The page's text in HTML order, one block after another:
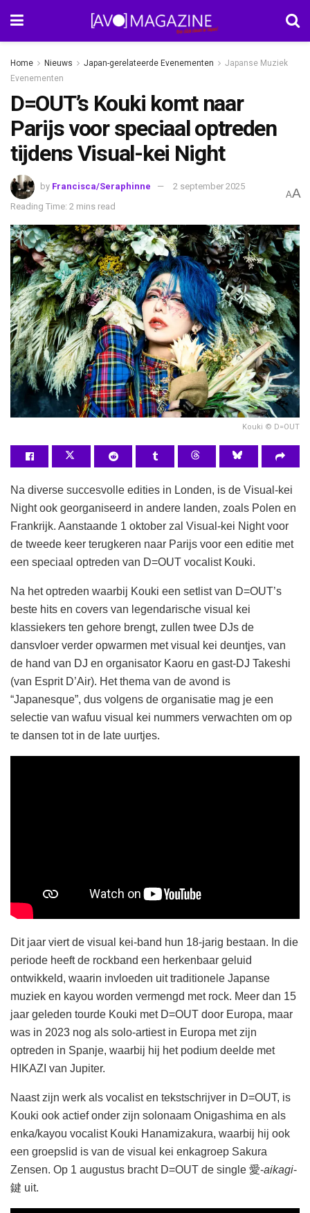
Home Nieuws Japan-gerelateerde Evenementen
Japanse Muziek
Evenementen
D=OUT’s Kouki komt naar
Parijs voor speciaal optreden
tijdens Visual-kei Night
by Francisca/Seraphinne
2 september 2025
Reading Time: 2 mins read
AA
Kouki © D=OUT
Na diverse succesvolle edities in Londen, is de Visual-kei
Night ook georganiseerd in andere landen, zoals Polen en
Frankrijk. Aanstaande 1 oktober zal Visual-kei Night voor
de tweede keer terugkeren naar Parijs voor een editie met
een speciaal optreden van D=OUT vocalist Kouki.
Na het optreden waarbij Kouki een setlist van D=OUT’s
beste hits en covers van legendarische visual kei
klassiekers ten gehore brengt, zullen twee DJs de
dansvloer verder opwarmen met visual kei deuntjes, van
de hand van DJ en organisator Kaoru en gast-DJ Takeshi
(van Esprit D’Air). Het thema van de avond is
“Japanesque”, dus volgens de organisatie mag je een
selectie van wafuu visual kei nummers verwachten om op
te dansen tot in de late uurtjes.
Dit jaar viert de visual kei-band hun 18-jarig bestaan. In die
periode heeft de rockband een herkenbaar geluid
ontwikkeld, waarin invloeden uit traditionele Japanse
muziek en kayou worden vermengd met rock. Meer dan 15
jaar geleden tourde Kouki met D=OUT door Europa, maar
was in 2023 nog als solo-artiest in Europa met zijn
optreden in Spanje, waarbij hij het podium deelde met
HIKAZI van Jupiter.
Naast zijn werk als vocalist en tekstschrijver in D=OUT, is
Kouki ook actief onder zijn solonaam Onigashima en als
enka/kayou vocalist Kouki Hanamizakura, waarbij hij ook
een groepslid is van de visual kei enkagroep Sakura
Zensen. Op 1 augustus bracht D=OUT de single 愛-aikagi-
鍵 uit.